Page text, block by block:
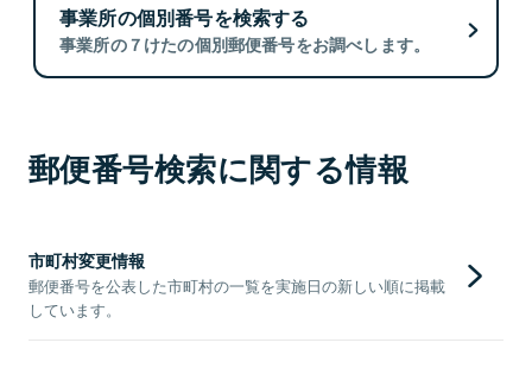
事業所の個別番号を検索する
事業所の７けたの個別郵便番号をお調べします。
郵便番号検索に関する情報
市町村変更情報
郵便番号を公表した市町村の一覧を実施日の新しい順に掲載
しています。